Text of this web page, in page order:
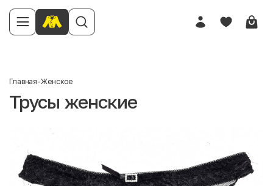
Главная-Женское
Трусы женские